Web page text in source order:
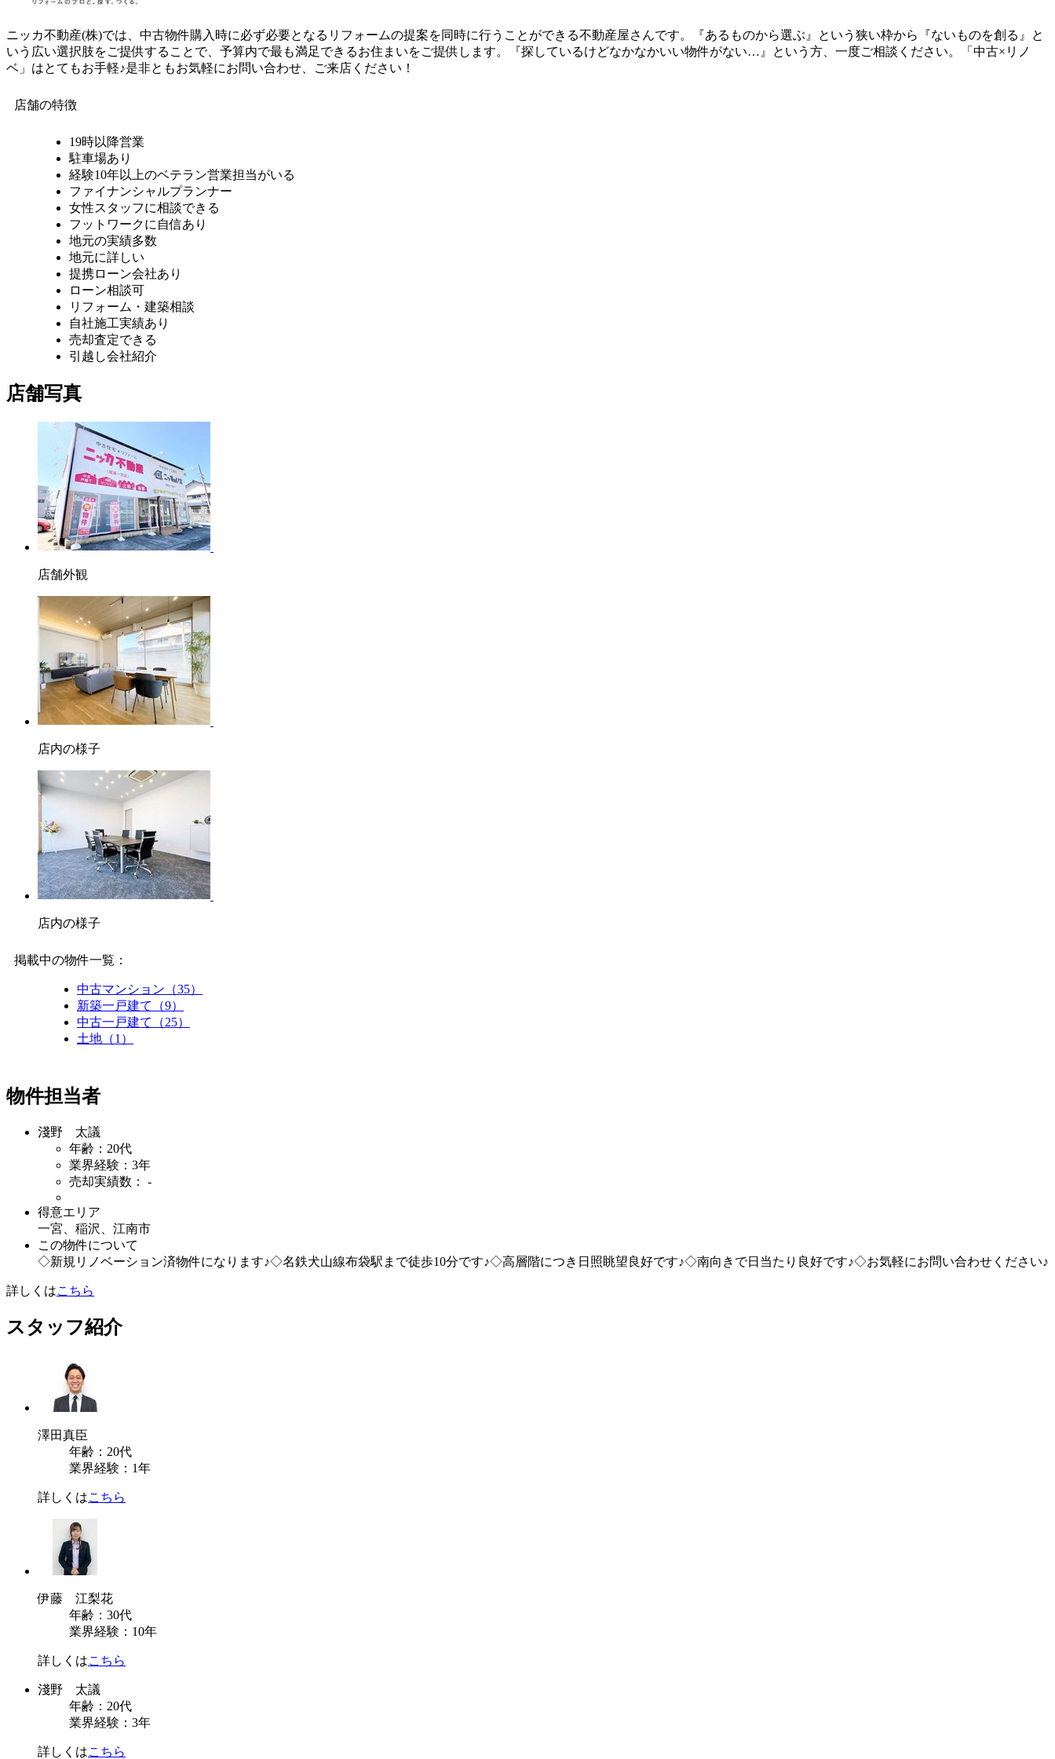
ニッカ不動産(株)では、中古物件購入時に必ず必要となるリフォームの提案を同時に行うことができる不動産屋さんです。『あるものから選ぶ』という狭い枠から『ないものを創る』と
いう広い選択肢をご提供することで、予算内で最も満足できるお住まいをご提供します。『探しているけどなかなかいい物件がない…』という方、一度ご相談ください。「中古×リノ
ベ」はとてもお手軽♪是非ともお気軽にお問い合わせ、ご来店ください！
店舗の特徴
19時以降営業
駐車場あり
経験10年以上のベテラン営業担当がいる
ファイナンシャルプランナー
女性スタッフに相談できる
フットワークに自信あり
地元の実績多数
地元に詳しい
提携ローン会社あり
ローン相談可
リフォーム・建築相談
自社施工実績あり
売却査定できる
引越し会社紹介
店舗写真
店舗外観
店内の様子
店内の様子
掲載中の物件一覧：
中古マンション（35）
新築一戸建て（9）
中古一戸建て（25）
土地（1）
物件担当者
淺野 太議
年齢：20代
業界経験：3年
売却実績数： -
得意エリア
一宮、稲沢、江南市
この物件について
◇新規リノベーション済物件になります♪◇名鉄犬山線布袋駅まで徒歩10分です♪◇高層階につき日照眺望良好です♪◇南向きで日当たり良好です♪◇お気軽にお問い合わせください♪
詳しくはこちら
スタッフ紹介
澤田真臣
年齢：20代
業界経験：1年
詳しくはこちら
伊藤 江梨花
年齢：30代
業界経験：10年
詳しくはこちら
淺野 太議
年齢：20代
業界経験：3年
詳しくはこちら